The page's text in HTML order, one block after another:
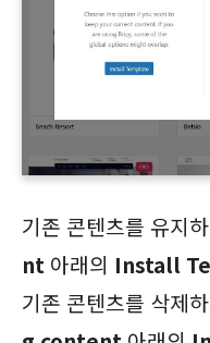
기존 콘텐츠를 유지
nt 아래의 Install
기존 콘텐츠를 삭제